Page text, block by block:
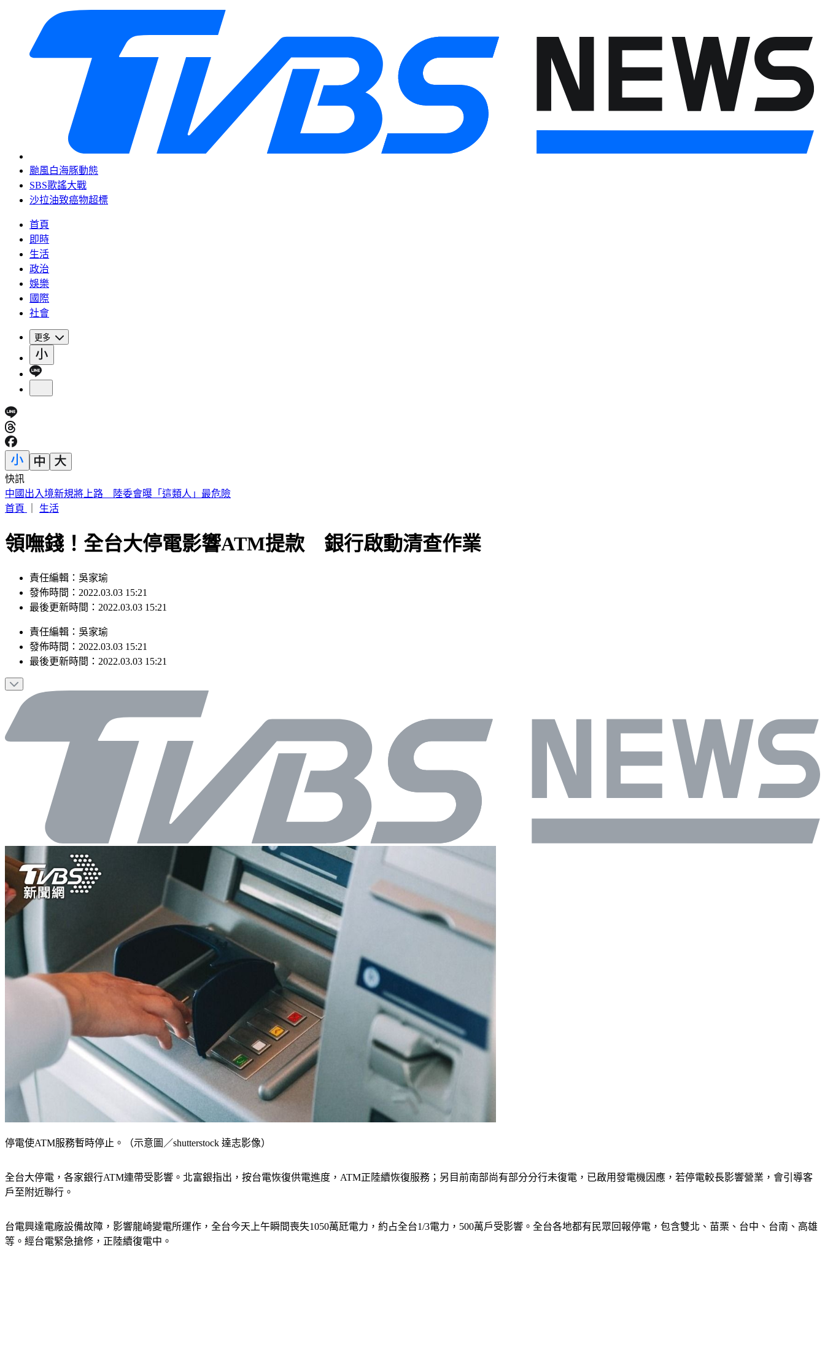
颱風白海豚動態
SBS歌謠大戰
沙拉油致癌物超標
首頁
即時
生活
政治
娛樂
國際
社會
更多
快訊
被選上國民法官該怎麼辦? 司法院廣告
首頁
生活
領嘸錢！全台大停電影響ATM提款 銀行啟動清查作業
責任編輯：吳家瑜
發佈時間：2022.03.03 15:21
最後更新時間：2022.03.03 15:21
責任編輯 ： 吳家瑜
發佈時間： 2022.03.03 15:21
最後更新時間： 2022.03.03 15:21
停電使ATM服務暫時停止。（示意圖／shutterstock 達志影像）
全台大停電，各家銀行ATM連帶受影響。北富銀指出，按台電恢復供電進度，ATM正陸續恢復服務；另目前南部尚有部分分行未復電，已啟用發電機因應，若停電較長影響營業，會引導客
戶至附近聯行。
台電興達電廠設備故障，影響龍崎變電所運作，全台今天上午瞬間喪失1050萬瓩電力，約占全台1/3電力，500萬戶受影響。全台各地都有民眾回報停電，包含雙北、苗栗、台中、台南、高雄
等。經台電緊急搶修，正陸續復電中。